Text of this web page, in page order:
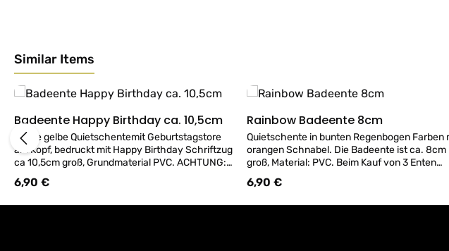
Similar Items
Produktgalerie überspringen
Details Badeente Happy Birthday ca. 10,5cm
Große gelbe Quietschentemit Geburtstagstore
am Kopf, bedruckt mit Happy Birthday Schriftzug
ca 10,5cm groß, Grundmaterial PVC. ACHTUNG:
AB 3 ENTEN EINE GELBE BADEENTE GRATIS
DAZU! - Empfehlung bem Dauereinsatz im
Regulärer Preis:
6,90 €
Details
Rainbow Badeente 8cm
Quietschente in bunten Regenbogen Farben
orangen Schnabel. Die Badeente ist ca. 8cm
groß, Material: PVC. Beim Kauf von 3 Enten
erhalten Sie 1 GRATIS dazu! (Hinweis: Unsere
Enten schwimmen modellbedingt nicht immer
Regulärer Preis:
6,90 €